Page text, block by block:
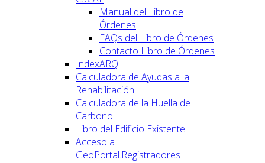
Manual del Libro de
Órdenes
FAQs del Libro de Órdenes
Contacto Libro de Órdenes
IndexARQ
Calculadora de Ayudas a la
Rehabilitación
Calculadora de la Huella de
Carbono
Libro del Edificio Existente
Acceso a
GeoPortal.Registradores